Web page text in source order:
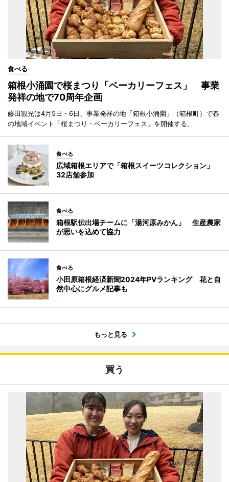
食べる
箱根小涌園で桜まつり「ベーカリーフェス」 事業
発祥の地で70周年企画
藤田観光は4月5日・6日、事業発祥の地「箱根小涌園」（箱根町）で春
の地域イベント「桜まつり・ベーカリーフェス」を開催する。
食べる
広域箱根エリアで「箱根スイーツコレクション」
32店舗参加
食べる
箱根駅伝出場チームに「湯河原みかん」 生産農家
が思いを込めて協力
食べる
小田原箱根経済新聞2024年PVランキング 花と自
然中心にグルメ記事も
もっと見る
買う